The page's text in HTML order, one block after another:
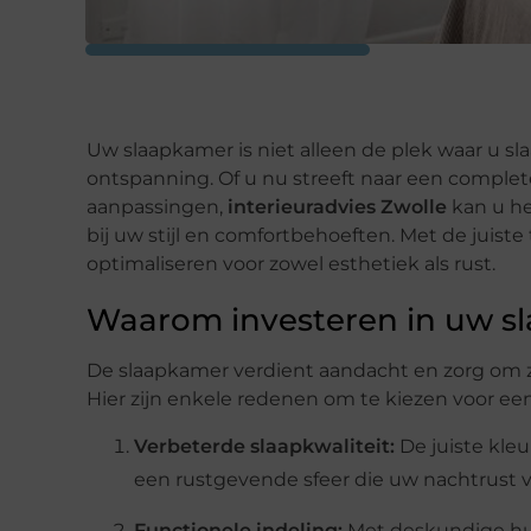
Uw slaapkamer is niet alleen de plek waar u
ontspanning. Of u nu streeft naar een
aanpassingen, interieuradvies Zwolle kan u
bij uw stijl en comfortbehoeften. Met de
optimaliseren voor zowel esthetiek als rust.
Waarom investeren in uw
De slaapkamer verdient aandacht en zorg
Hier zijn enkele redenen om te kiezen voor
Verbeterde slaapkwaliteit: De juiste
een rustgevende sfeer die uw nachtrust